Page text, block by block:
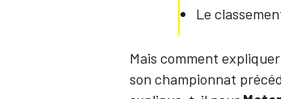
Le
Mais comment
son championnat